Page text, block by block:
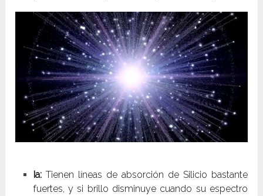
Ia:Tienen líneas de absorción de Silicio bastante
fuertes, y si brillo disminuye cuando su espectro